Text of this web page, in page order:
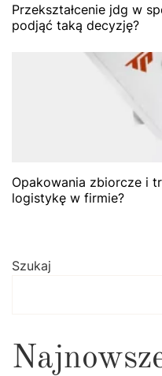
Przekształcenie jdg w
podjąć taką decyzję?
Opakowania zbiorcze i
logistykę w firmie?
Szukaj